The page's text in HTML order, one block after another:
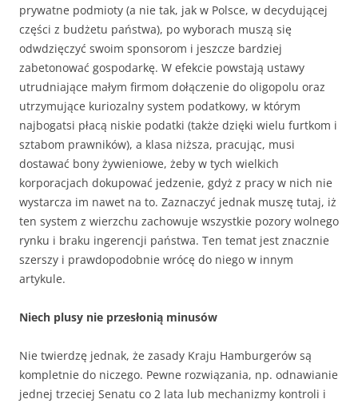
prywatne podmioty (a nie tak, jak w Polsce, w decydującej
części z budżetu państwa), po wyborach muszą się
odwdzięczyć swoim sponsorom i jeszcze bardziej
zabetonować gospodarkę. W efekcie powstają ustawy
utrudniające małym firmom dołączenie do oligopolu oraz
utrzymujące kuriozalny system podatkowy, w którym
najbogatsi płacą niskie podatki (także dzięki wielu furtkom i
sztabom prawników), a klasa niższa, pracując, musi
dostawać bony żywieniowe, żeby w tych wielkich
korporacjach dokupować jedzenie, gdyż z pracy w nich nie
wystarcza im nawet na to. Zaznaczyć jednak muszę tutaj, iż
ten system z wierzchu zachowuje wszystkie pozory wolnego
rynku i braku ingerencji państwa. Ten temat jest znacznie
szerszy i prawdopodobnie wrócę do niego w innym
artykule.
Niech plusy nie przesłonią minusów
Nie twierdzę jednak, że zasady Kraju Hamburgerów są
kompletnie do niczego. Pewne rozwiązania, np. odnawianie
jednej trzeciej Senatu co 2 lata lub mechanizmy kontroli i